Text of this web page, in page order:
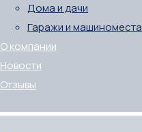
Дома и дачи
Гаражи и машиноместа
О компании
Новости
Отзывы